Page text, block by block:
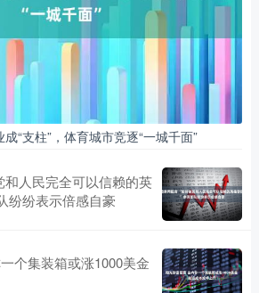
“支柱”，体育城市竞逐“一城千面”
和人民完全可以信赖的英
纷纷表示倍感自豪
个集装箱或涨1000美金